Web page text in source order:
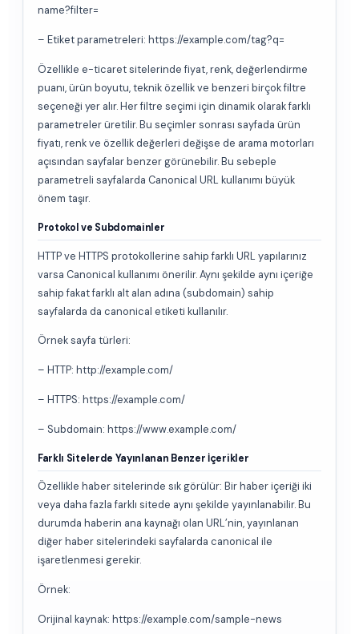
name?filter=
– Etiket parametreleri: https://example.com/tag?q=
Özellikle e-ticaret sitelerinde fiyat, renk, değerlendirme
puanı, ürün boyutu, teknik özellik ve benzeri birçok filtre
seçeneği yer alır. Her filtre seçimi için dinamik olarak farklı
parametreler üretilir. Bu seçimler sonrası sayfada ürün
fiyatı, renk ve özellik değerleri değişse de arama motorları
açısından sayfalar benzer görünebilir. Bu sebeple
parametreli sayfalarda Canonical URL kullanımı büyük
önem taşır.
Protokol ve Subdomainler
HTTP ve HTTPS protokollerine sahip farklı URL yapılarınız
varsa Canonical kullanımı önerilir. Aynı şekilde aynı içeriğe
sahip fakat farklı alt alan adına (subdomain) sahip
sayfalarda da canonical etiketi kullanılır.
Örnek sayfa türleri:
– HTTP: http://example.com/
– HTTPS: https://example.com/
– Subdomain: https://www.example.com/
Farklı Sitelerde Yayınlanan Benzer İçerikler
Özellikle haber sitelerinde sık görülür: Bir haber içeriği iki
veya daha fazla farklı sitede aynı şekilde yayınlanabilir. Bu
durumda haberin ana kaynağı olan URL’nin, yayınlanan
diğer haber sitelerindeki sayfalarda canonical ile
işaretlenmesi gerekir.
Örnek:
Orijinal kaynak: https://example.com/sample-news